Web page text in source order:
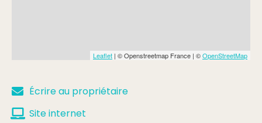
Leaflet | © Openstreetmap France | ©OpenStreetMap
Écrire au propriétaire
Site internet